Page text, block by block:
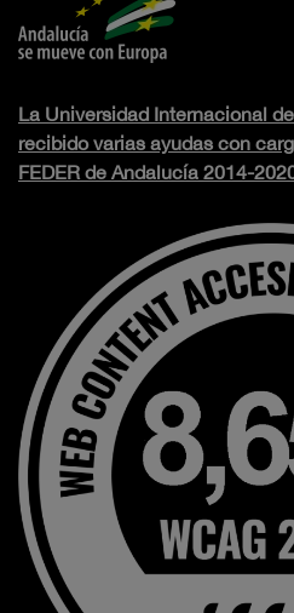
La Universidad Internacional
recibido varias ayudas con
FEDER de Andalucía 2014-